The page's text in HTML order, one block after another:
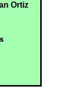
Ortiz